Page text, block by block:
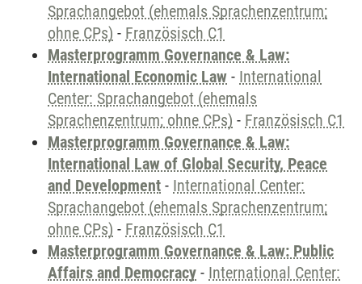
Sprachangebot (ehemals Sprachenzentrum;
ohne CPs) - Französisch C1
Masterprogramm Governance & Law:
International Economic Law - International
Center: Sprachangebot (ehemals
Sprachenzentrum; ohne CPs) - Französisch C1
Masterprogramm Governance & Law:
International Law of Global Security, Peace
and Development - International Center:
Sprachangebot (ehemals Sprachenzentrum;
ohne CPs) - Französisch C1
Masterprogramm Governance & Law: Public
Affairs and Democracy - International Center: